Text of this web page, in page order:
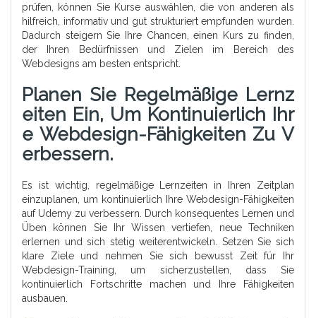
prüfen, können Sie Kurse auswählen, die von anderen als
hilfreich, informativ und gut strukturiert empfunden wurden.
Dadurch steigern Sie Ihre Chancen, einen Kurs zu finden,
der Ihren Bedürfnissen und Zielen im Bereich des
Webdesigns am besten entspricht.
Planen Sie Regelmäßige Lernz
Eiten Ein, Um Kontinuierlich Ihr
E Webdesign-Fähigkeiten Zu V
Erbessern.
Es ist wichtig, regelmäßige Lernzeiten in Ihren Zeitplan
einzuplanen, um kontinuierlich Ihre Webdesign-Fähigkeiten
auf Udemy zu verbessern. Durch konsequentes Lernen und
Üben können Sie Ihr Wissen vertiefen, neue Techniken
erlernen und sich stetig weiterentwickeln. Setzen Sie sich
klare Ziele und nehmen Sie sich bewusst Zeit für Ihr
Webdesign-Training, um sicherzustellen, dass Sie
kontinuierlich Fortschritte machen und Ihre Fähigkeiten
ausbauen.